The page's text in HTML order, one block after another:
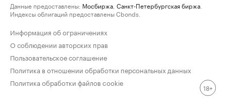
Данные предоставлены: Мосбиржа Санкт-Петербургская биржа
Индексы облигаций предоставлены Cbonds.
Информация об ограничениях
О соблюдении авторских прав
Пользовательское соглашение
Политика в отношении обработки персональных данных
Политика обработки файлов cookie
18+